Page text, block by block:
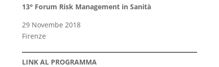
13° Forum Risk Management in Sanità
29 Novembe 2018
Firenze
LINK AL PROGRAMMA